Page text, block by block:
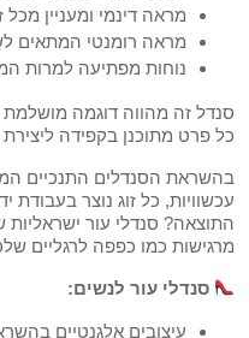
מראה דינמי ומעניין מכל
מראה רומנטי המתאים
נוחות מפתיעה למרות
סנדל זה מהווה דוגמה
כל פרט מתוכנן בקפידה
בהשראת הסנדלים התנכיים
עכשוויות, כל זוג נוצר
התוצאה? סנדלי עור
מרגישות כמו כפפה לרגליים
סנדלי עור לנשים:
עיצובים אלגנטיים